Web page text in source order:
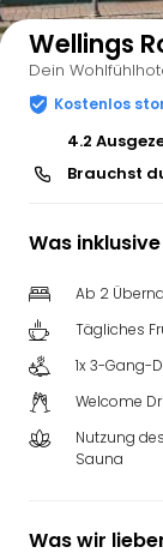
Wellings
Dein
Kostenlos
4.2
Brauchst
Was
Ab 2
Tägliches
1x 3-Gang-
Welcome
Nutzung
Sauna
Was wir